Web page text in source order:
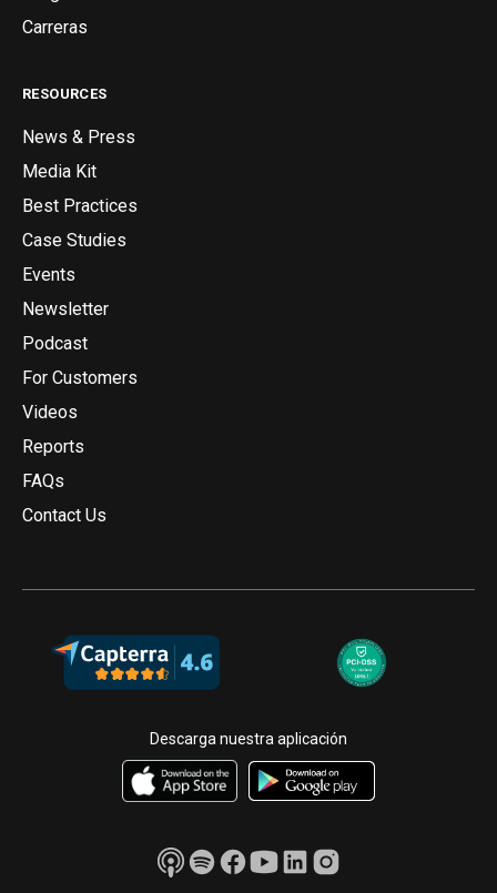
Carreras
RESOURCES
News & Press
Media Kit
Best Practices
Case Studies
Events
Newsletter
Podcast
For Customers
Videos
Reports
FAQs
Contact Us
Descarga nuestra aplicación